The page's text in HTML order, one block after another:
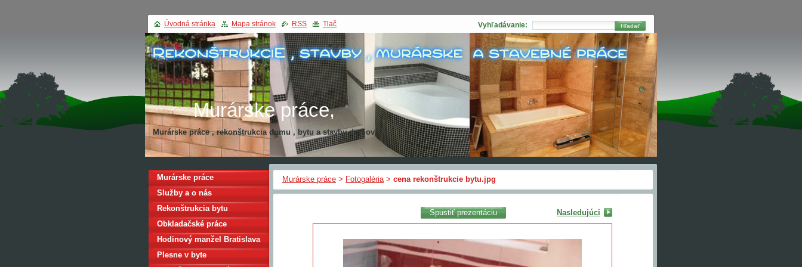
Murárske práce,
Rekonštrukcia domu
Murárske práce , rekonštrukcia domu , bytu a stavby domov
Murárske práce > Fotogaléria > cena rekonštrukcie bytu.jpg
Spustiť prezentáciu Nasledujúci
Murárske práce
Služby a o nás
Rekonštrukcia bytu
Obkladačské práce
Hodinový manžel Bratislava
Plesne v byte
Úvodná stránka Mapa stránok RSS Tlač Vyhľadávanie: Hľadať